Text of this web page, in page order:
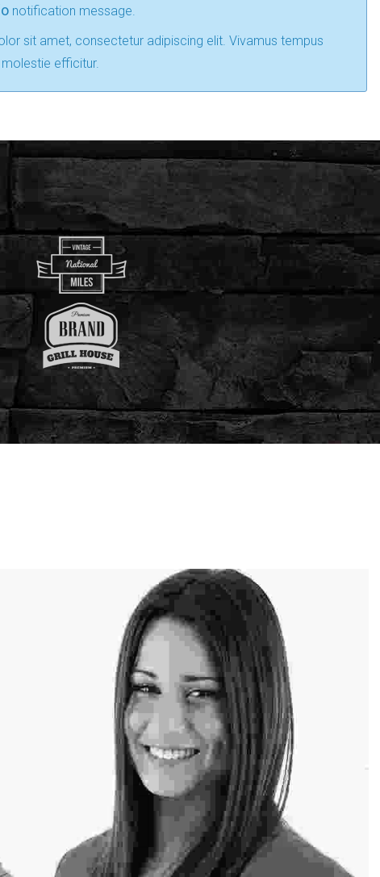
notification message.
sit amet, consectetur adipiscing elit. Vivamus tempus
efficitur.
Professional Hairstylist